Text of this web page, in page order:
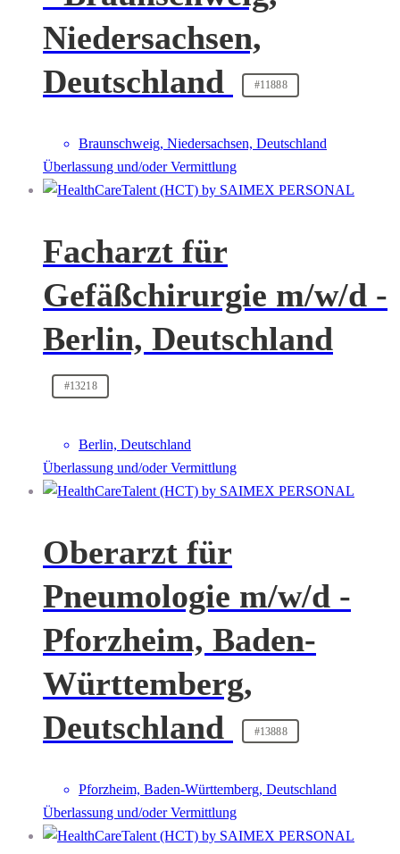
Niedersachsen,
Deutschland
#11888
Braunschweig, Niedersachsen, Deutschland
Überlassung und/oder Vermittlung
Facharzt für
Gefäßchirurgie m/w/d -
Berlin, Deutschland
#13218
Berlin, Deutschland
Überlassung und/oder Vermittlung
Oberarzt für
Pneumologie m/w/d -
Pforzheim, Baden-
Württemberg,
Deutschland
#13888
Pforzheim, Baden-Württemberg, Deutschland
Überlassung und/oder Vermittlung